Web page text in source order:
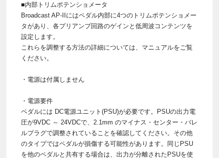
■内部トリムポテンショメータ
Broadcast AP-IIにはペダル内部に4つのトリムポテンショメー
タがあり、各プリアンプ回路のゲインと低周波コンテンツを
設定します。
これらを調整する方法の詳細については、マニュアルをご覧
ください。
・電源は付属しません
・電源要件
ペダルには DC電源ユニット(PSU)が必要です。PSUの出力電
圧が9VDC ～ 24VDCで、2.1mm のマイナス・センター・バレ
ルプラグで調整されていることを確認してください。その他
のタイプではペダルが損傷する可能性があります。同じPSU
を他のペダルと共有する場合は、出力が分離されたPSUを使